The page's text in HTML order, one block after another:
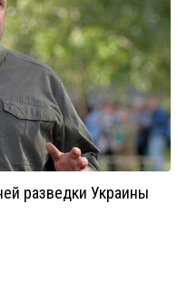
разведки Украины